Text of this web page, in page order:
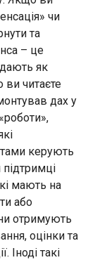
чи
та
– це
як
ви читаєте
дах у
керують
мають на
або
отримують
оцінки та
Іноді такі